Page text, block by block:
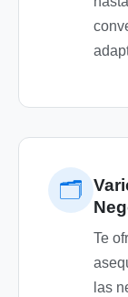
🗂️
Te
las